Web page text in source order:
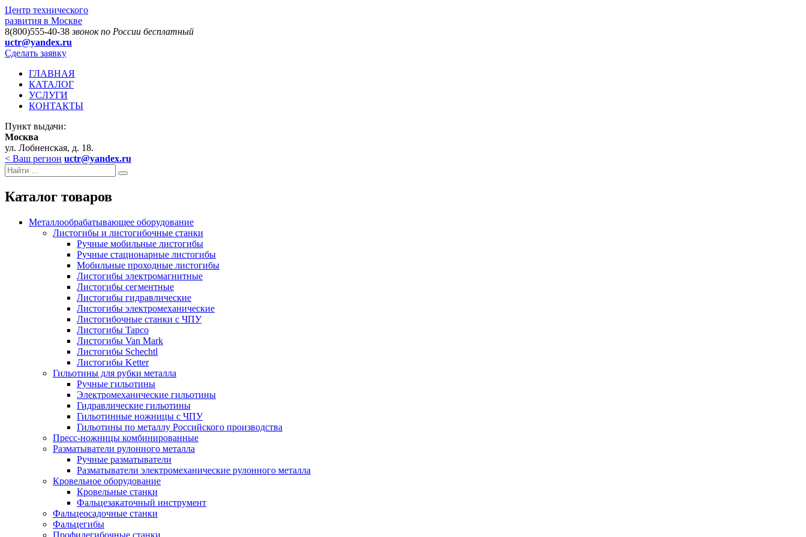
Центр технического
развития в Москве
8(800)555-40-38звонок по России бесплатный
uctr@yandex.ru
Сделать заявку
ГЛАВНАЯ
КАТАЛОГ
УСЛУГИ
КОНТАКТЫ
Пункт выдачи:
Москва
ул. Лобненская, д. 18.
< Ваш регион uctr@yandex.ru
Каталог товаров
Металлообрабатывающее оборудование
Листогибы и листогибочные станки
Ручные мобильные листогибы
Ручные стационарные листогибы
Мобильные проходные листогибы
Листогибы электромагнитные
Листогибы сегментные
Листогибы гидравлические
Листогибы электромеханические
Листогибочные станки с ЧПУ
Листогибы Tapco
Листогибы Van Mark
Листогибы Schechtl
Листогибы Ketter
Гильотины для рубки металла
Ручные гильотины
Электромеханические гильотины
Гидравлические гильотины
Гильотинные ножницы с ЧПУ
Гильотины по металлу Российского производства
Пресс-ножницы комбинированные
Разматыватели рулонного металла
Ручные разматыватели
Разматыватели электромеханические рулонного металла
Кровельное оборудование
Кровельные станки
Фальцезакаточный инструмент
Фальцеосадочные станки
Фальцегибы
Профилегибочные станки